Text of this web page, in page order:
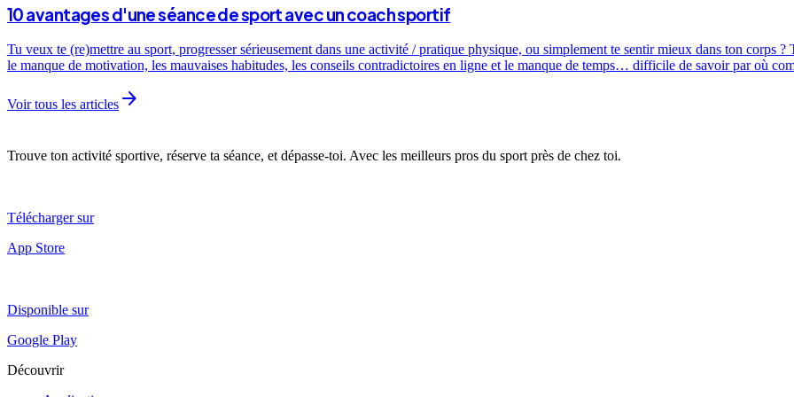
10 avantages d'une séance de sport avec un coach sportif
Tu veux te (re)mettre au sport, progresser sérieusement dans une activité / pratique physique, ou simplement te sentir mieux dans ton corps
le manque de motivation, les mauvaises habitudes, les conseils contradictoires en ligne et le manque de temps… difficile de savoir par où
Voir tous les articles arrow_forward
Trouve ton activité sportive, réserve ta séance, et dépasse-toi. Avec les meilleurs pros du sport près de chez toi.
Télécharger sur
App Store
Disponible sur
Google Play
Découvrir